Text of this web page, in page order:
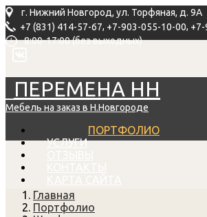
г. Нижний Новгород, ул. Торфяная, д. 9А
+7 (831) 414-57-67, +7-903-055-10-00,
8:00-17:00 (без выходных)
ПЕРЕМЕНА НН
Мебель на заказ в Н.Новгороде
ПОРТФОЛИО
УСЛУГИ
Главная
Портфолио